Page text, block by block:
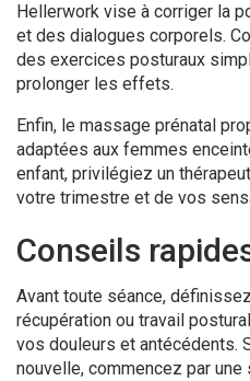
Hellerwork vise à corriger la
et des dialogues corporels.
des exercices posturaux
prolonger les effets.
Enfin, le massage prénatal
adaptées aux femmes
enfant, privilégiez un
votre trimestre et de vos
Conseils
Avant toute séance,
récupération ou travail
vos douleurs et antécédents.
nouvelle, commencez par